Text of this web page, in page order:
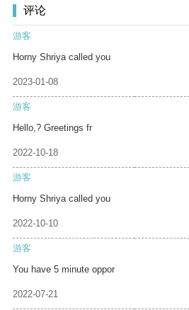
评论
游客
Horny Shriya called you
2023-01-08
游客
Hello,? Greetings fr
2022-10-18
游客
Horny Shriya called you
2022-10-10
游客
You have 5 minute oppor
2022-07-21